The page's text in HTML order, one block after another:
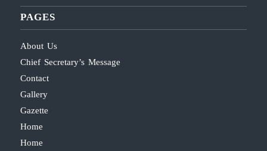
PAGES
About Us
Chief Secretary’s Message
Contact
Gallery
Gazette
Home
Home